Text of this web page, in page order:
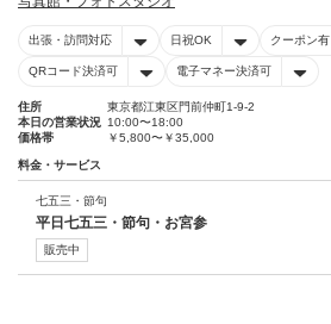
出張・訪問対応 日祝OK クーポン有
QRコード決済可 電子マネー決済可
住所
東京都江東区門前仲町1-9-2
本日の営業状況 10:00〜18:00
価格帯
￥5,800〜￥35,000
料金・サービス
七五三・節句
平日七五三・節句・お宮参
販売中